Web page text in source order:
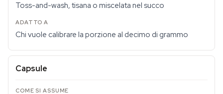
Toss-and-wash, tisana o miscelata nel succo
Chi vuole calibrare la porzione al decimo di grammo
Capsule